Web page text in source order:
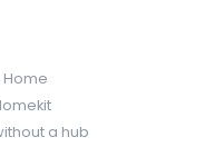
a hub